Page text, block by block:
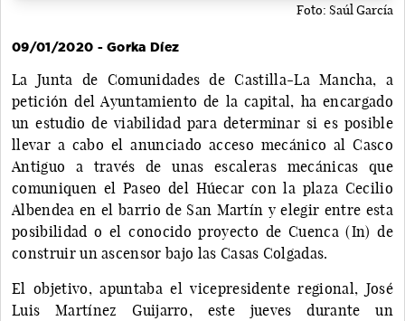
Foto: Saúl García
09/01/2020 - Gorka Díez
La Junta de Comunidades de Castilla-La Mancha, a
petición del Ayuntamiento de la capital, ha encargado
un estudio de viabilidad para determinar si es posible
llevar a cabo el anunciado acceso mecánico al Casco
Antiguo a través de unas escaleras mecánicas que
comuniquen el Paseo del Húecar con la plaza Cecilio
Albendea en el barrio de San Martín y elegir entre esta
posibilidad o el conocido proyecto de Cuenca (In) de
construir un ascensor bajo las Casas Colgadas.
El objetivo, apuntaba el vicepresidente regional, José
Luis Martínez Guijarro, este jueves durante un